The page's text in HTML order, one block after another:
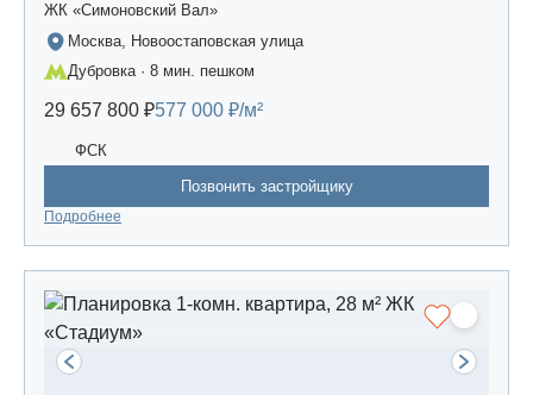
ЖК «Симоновский Вал»
Москва, Новоостаповская улица
Дубровка · 8 мин. пешком
29 657 800 ₽577 000 ₽/м²
ФСК
Позвонить застройщику
Подробнее